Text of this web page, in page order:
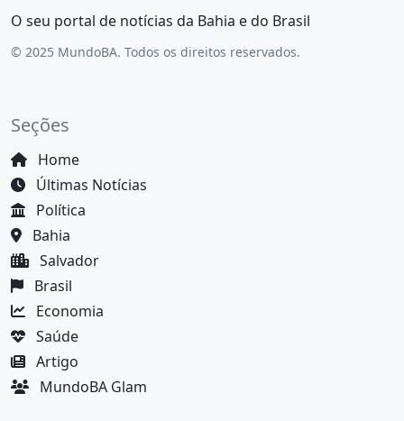
O seu portal de notícias da Bahia e do Brasil
© 2025 MundoBA. Todos os direitos reservados.
Seções
Home
Últimas Notícias
Política
Bahia
Salvador
Brasil
Economia
Saúde
Artigo
MundoBA Glam